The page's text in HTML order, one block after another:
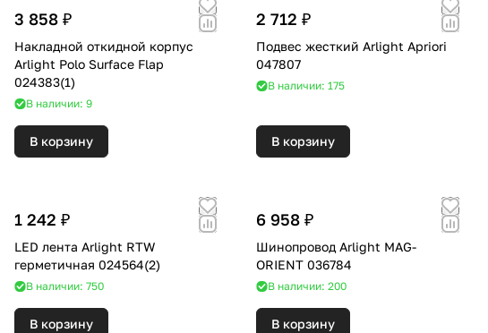
3 858 ₽
Накладной откидной корпус
Arlight Polo Surface Flap
024383(1)
В наличии: 9
В корзину
2 712 ₽
Подвес жесткий Arlight Apriori
047807
В наличии: 175
В корзину
1 242 ₽
LED лента Arlight RTW
герметичная 024564(2)
В наличии: 750
В корзину
6 958 ₽
Шинопровод Arlight MAG-
ORIENT 036784
В наличии: 200
В корзину